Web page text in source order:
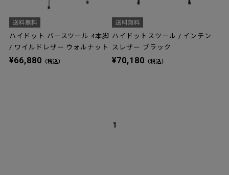
ハイドット バースツール 4本脚
/ ワイルドレザー ウォルナット
¥66,880 （税込）
ハイドットスツール / インテン
スレザー ブラック
¥70,180 （税込）
1